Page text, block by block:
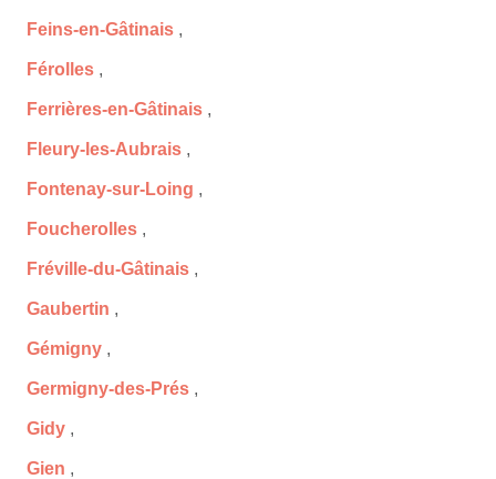
Feins-en-Gâtinais ,
Férolles ,
Ferrières-en-Gâtinais ,
Fleury-les-Aubrais ,
Fontenay-sur-Loing ,
Foucherolles ,
Fréville-du-Gâtinais ,
Gaubertin ,
Gémigny ,
Germigny-des-Prés ,
Gidy ,
Gien ,